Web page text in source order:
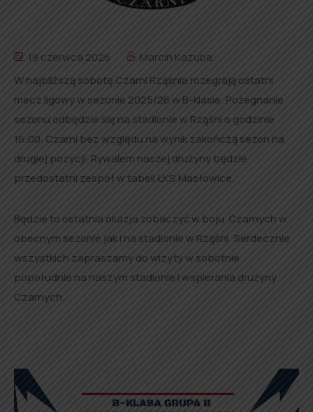
19 czerwca 2026
Marcin Kazuba
W najbliższą sobotę Czarni Rząśnia rozegrają ostatni
mecz ligowy w sezonie 2025/26 w B-klasie. Pożegnanie
sezonu odbędzie się na stadionie w Rząśni o godzinie
16:00. Czarni bez względu na wynik zakończą sezon na
drugiej pozycji. Rywalem naszej drużyny będzie
przedostatni zespół w tabeli ŁKS Masłowice.
Będzie to ostatnia okazja zobaczyć w boju Czarnych w
obecnym sezonie jak i na stadionie w Rząśni. Serdecznie
wszystkich zapraszamy do wizyty w sobotnie
popołudnie na naszym stadionie i wspierania drużyny
Czarnych.